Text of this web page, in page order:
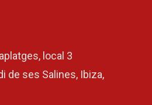
local 3
de ses Salines, Ibiza,